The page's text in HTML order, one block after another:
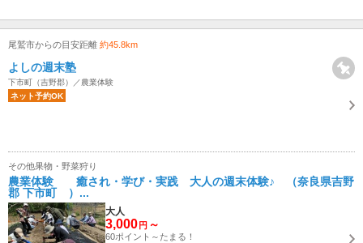
尾鷲市からの目安距離 約45.8km
よしの週末塾
下市町（吉野郡）／農業体験
ネット予約OK
その他果物・野菜狩り
農業体験 癒され・学び・実践 大人の週末体験♪ （奈良県吉野
郡 下市町 ）...
大人
3,000 円 ～
60ポイント～たまる！